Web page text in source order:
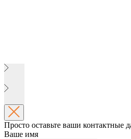
Просто оставьте ваши контактные
Ваше имя